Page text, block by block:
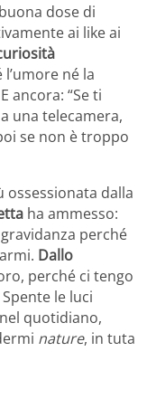
dose di
ai like ai
né la
ancora: “Se ti
una telecamera,
se non è troppo
ossessionata dalla
ha ammesso:
perché
Dallo
perché ci tengo
le luci
quotidiano,
nature, in tuta